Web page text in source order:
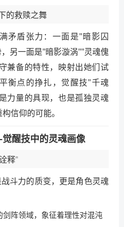
的救赎之舞
矛盾张力：一面是"暗影囚
另一面是"暗影漩涡""灵魂傀
兼备的特性，映射出她们试
衡点的挣扎，觉醒技"千魂
力量的具现，也是孤独灵魂
信仰的可能。
醒技中的灵魂画像
释"
斗力的质变，更是角色灵魂
阵领域，象征着理性对混沌